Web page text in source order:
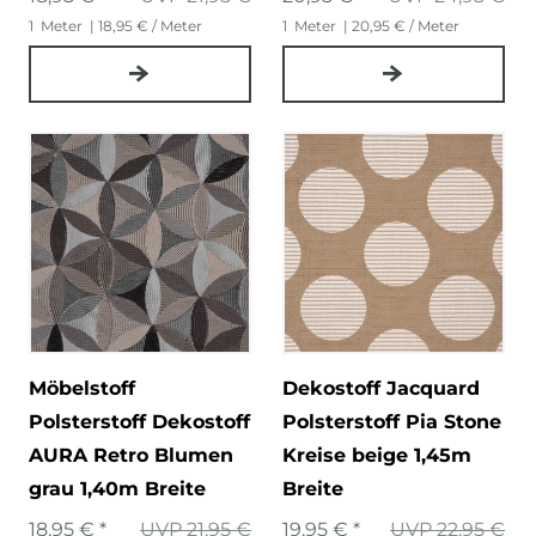
1 Meter | 18,95 € / Meter 1 Meter | 20,95 € / Meter
Möbelstoff
Polsterstoff Dekostoff
AURA Retro Blumen
grau 1,40m Breite
UVP 21,95 €
18,95 € *
Dekostoff Jacquard
Polsterstoff Pia Stone
Kreise beige 1,45m
Breite
UVP 22,95 €
19,95 € *